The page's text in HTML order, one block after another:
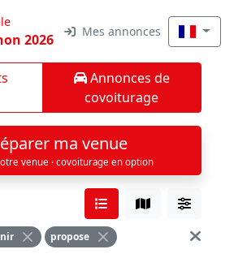
2026 Mes annonces
Annonces de
covoiturage
ma venue
venue · covoiturage en option
propose